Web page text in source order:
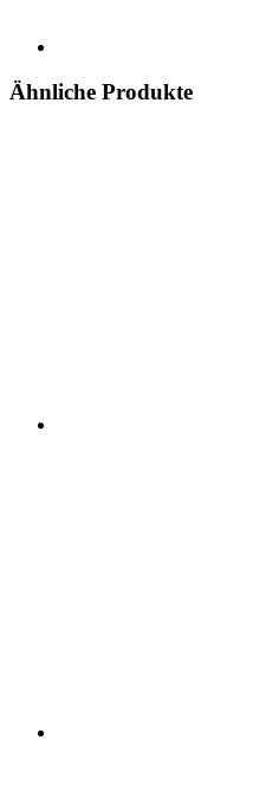
Ähnliche Produkte